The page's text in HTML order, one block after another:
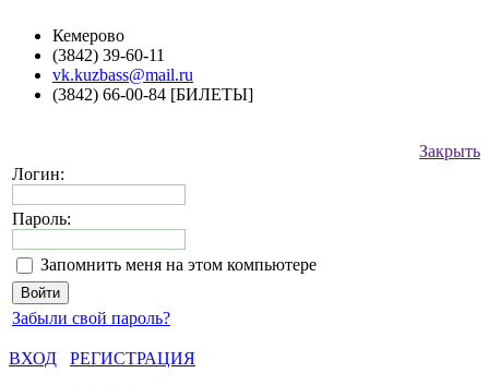
Кемерово
(3842) 39-60-11
vk.kuzbass@mail.ru
(3842) 66-00-84 [БИЛЕТЫ]
Закрыть
Логин:
Пароль:
Запомнить меня на этом компьютере
Забыли свой пароль?
ВХОД
РЕГИСТРАЦИЯ